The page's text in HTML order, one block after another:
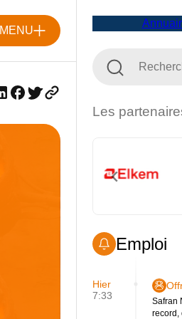
MENU
Les
Emploi
Hier
7:33
Safran
record,